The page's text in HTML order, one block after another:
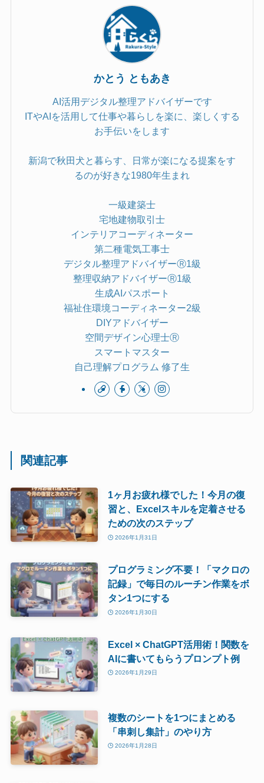
かとう ともあき
AI活用デジタル整理アドバイザーです
ITやAIを活用して仕事や暮らしを楽に、楽しくする
お手伝いをします
新潟で秋田犬と暮らす、日常が楽になる提案をす
るのが好きな1980年生まれ
一級建築士
宅地建物取引士
インテリアコーディネーター
第二種電気工事士
デジタル整理アドバイザーⓇ1級
整理収納アドバイザーⓇ1級
生成AIパスポート
福祉住環境コーディネーター2級
DIYアドバイザー
空間デザイン心理士Ⓡ
スマートマスター
自己理解プログラム 修了生
関連記事
1ヶ月お疲れ様でした！今月の復
習と、Excelスキルを定着させる
ための次のステップ
2026年1月31日
プログラミング不要！「マクロの
記録」で毎日のルーチン作業をボ
タン1つにする
2026年1月30日
Excel × ChatGPT活用術！関数を
AIに書いてもらうプロンプト例
2026年1月29日
複数のシートを1つにまとめる
「串刺し集計」のやり方
2026年1月28日